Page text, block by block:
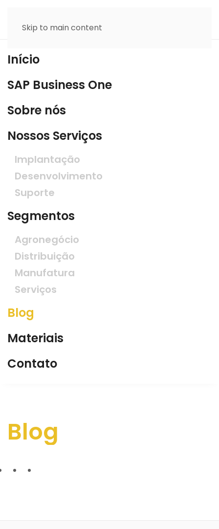
Skip to main content
Início
SAP Business One
Sobre nós
Nossos Serviços
Implantação
Desenvolvimento
Suporte
Segmentos
Agronegócio
Distribuição
Manufatura
Serviços
Blog
Materiais
Contato
Blog